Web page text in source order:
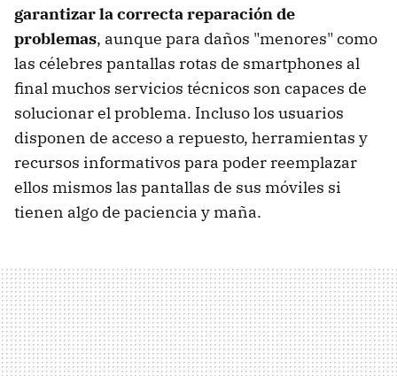
garantizar la correcta reparación de
problemas, aunque para daños "menores" como
las célebres pantallas rotas de smartphones al
final muchos servicios técnicos son capaces de
solucionar el problema. Incluso los usuarios
disponen de acceso a repuesto, herramientas y
recursos informativos para poder reemplazar
ellos mismos las pantallas de sus móviles si
tienen algo de paciencia y maña.